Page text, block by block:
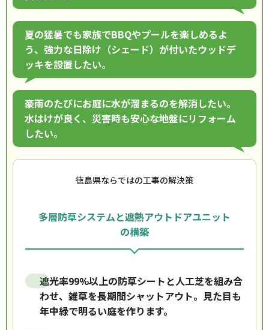
夏の猛暑でも家族でBBQやプールを楽しめるよ
う、強力な日除け（シェード）が付いたウッドデ
ッキを設置したい。
豪雨のたびにお庭に水が溜まるのを解消したい。
水はけが良く、災害時も安心な地盤にリフォーム
したい。
徳島県ならではの工事の解決策
多層防草システムと遮熱アウトドアユニット
の構築
遮光率99%以上の防草シートと人工芝を組み合
わせ、雑草を長期間シャットアウト。見た目も
年中緑で明るい庭を作ります。